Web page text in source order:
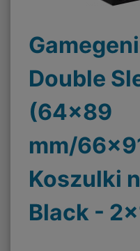
Double
(64x89
mm/
Koszulki
Black -